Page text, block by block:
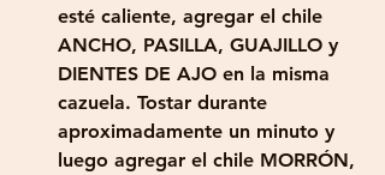
esté caliente, agregar el chile
ANCHO, PASILLA, GUAJILLO y
DIENTES DE AJO en la misma
cazuela. Tostar durante
aproximadamente un minuto y
luego agregar el chile MORRÓN,